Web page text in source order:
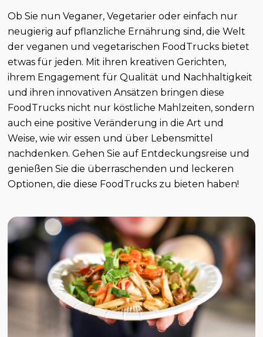
Ob Sie nun Veganer, Vegetarier oder einfach nur
neugierig auf pflanzliche Ernährung sind, die Welt
der veganen und vegetarischen FoodTrucks bietet
etwas für jeden. Mit ihren kreativen Gerichten,
ihrem Engagement für Qualität und Nachhaltigkeit
und ihren innovativen Ansätzen bringen diese
FoodTrucks nicht nur köstliche Mahlzeiten, sondern
auch eine positive Veränderung in die Art und
Weise, wie wir essen und über Lebensmittel
nachdenken. Gehen Sie auf Entdeckungsreise und
genießen Sie die überraschenden und leckeren
Optionen, die diese FoodTrucks zu bieten haben!